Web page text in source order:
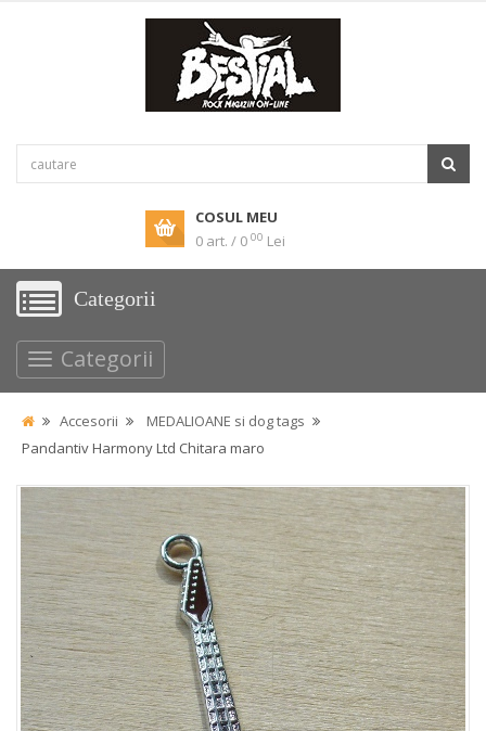
COSUL MEU
0 art. / 0 00 Lei
Categorii
Categorii
Accesorii
MEDALIOANE si dog tags
Pandantiv Harmony Ltd Chitara maro